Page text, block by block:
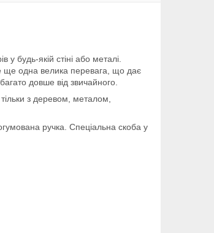
будь-якій стіні або металі.
ще одна велика перевага, що дає
довше від звичайного.
з деревом, металом,
ручка. Спеціальна скоба у